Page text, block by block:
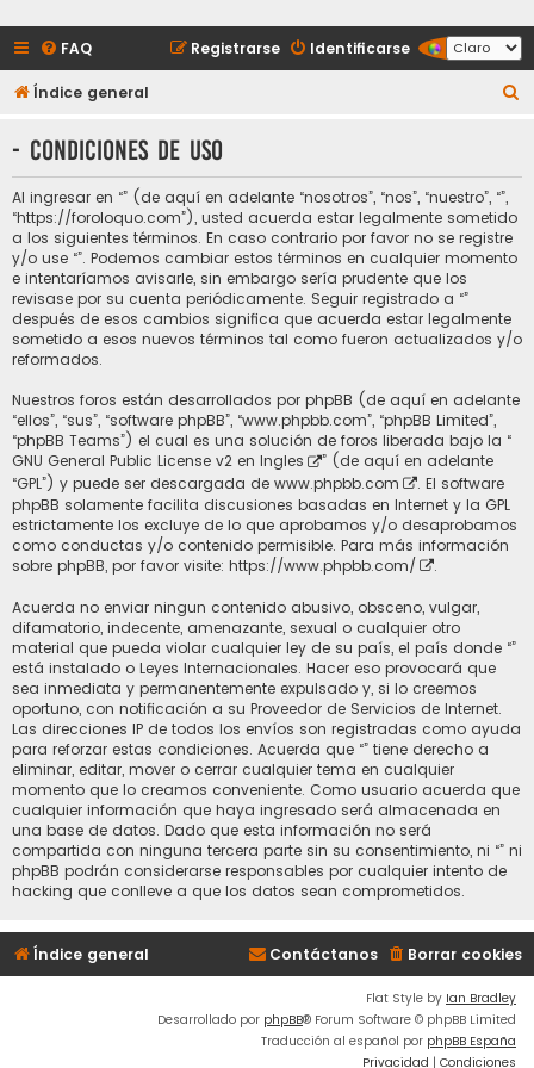
FAQ Identificarse
Registrarse
Índice general
c
- Condiciones de uso
Al ingresar en “” (de aquí en adelante “nosotros”, “nos”, “nuestro”, “”,
“https://foroloquo.com”), usted acuerda estar legalmente sometido
a los siguientes términos. En caso contrario por favor no se registre
y/o use “”. Podemos cambiar estos términos en cualquier momento
e intentaríamos avisarle, sin embargo sería prudente que los
revisase por su cuenta periódicamente. Seguir registrado a “”
después de esos cambios significa que acuerda estar legalmente
sometido a esos nuevos términos tal como fueron actualizados y/o
reformados.
Nuestros foros están desarrollados por phpBB (de aquí en adelante
“ellos”, “sus”, “software phpBB”, “www.phpbb.com”, “phpBB Limited”,
“phpBB Teams”) el cual es una solución de foros liberada bajo la “
GNU General Public License v2 en Ingles
” (de aquí en adelante
“GPL”) y puede ser descargada de www.phpbb.com
. El software
phpBB solamente facilita discusiones basadas en Internet y la GPL
estrictamente los excluye de lo que aprobamos y/o desaprobamos
como conductas y/o contenido permisible. Para más información
sobre phpBB, por favor visite: https://www.phpbb.com/ .
Acuerda no enviar ningun contenido abusivo, obsceno, vulgar,
difamatorio, indecente, amenazante, sexual o cualquier otro
material que pueda violar cualquier ley de su país, el país donde “”
está instalado o Leyes Internacionales. Hacer eso provocará que
sea inmediata y permanentemente expulsado y, si lo creemos
oportuno, con notificación a su Proveedor de Servicios de Internet.
Las direcciones IP de todos los envíos son registradas como ayuda
para reforzar estas condiciones. Acuerda que “” tiene derecho a
eliminar, editar, mover o cerrar cualquier tema en cualquier
momento que lo creamos conveniente. Como usuario acuerda que
cualquier información que haya ingresado será almacenada en
una base de datos. Dado que esta información no será
compartida con ninguna tercera parte sin su consentimiento, ni “” ni
phpBB podrán considerarse responsables por cualquier intento de
hacking que conlleve a que los datos sean comprometidos.
Índice general Borrar cookies
Contáctanos
Flat Style by Ian Bradley
Desarrollado por phpBB® Forum Software © phpBB Limited
Traducción al español por phpBB España
Privacidad | Condiciones